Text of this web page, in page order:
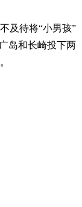
及待将“小男孩”
岛和长崎投下两